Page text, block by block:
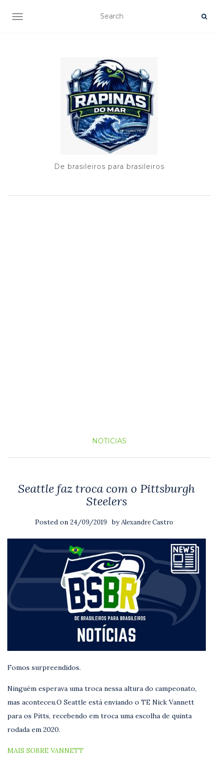
TOGGLE NAVIGATION
De brasileiros para brasileiros
NOTICIAS
Seattle faz troca com o Pittsburgh
Steelers
Posted on 24/09/2019 byAlexandre Castro
Fomos surpreendidos.
Ninguém esperava uma troca nessa altura do campeonato,
mas aconteceu.O Seattle está enviando o TE Nick Vannett
para os Pitts, recebendo em troca uma escolha de quinta
rodada em 2020.
MAIS SOBRE VANNETT